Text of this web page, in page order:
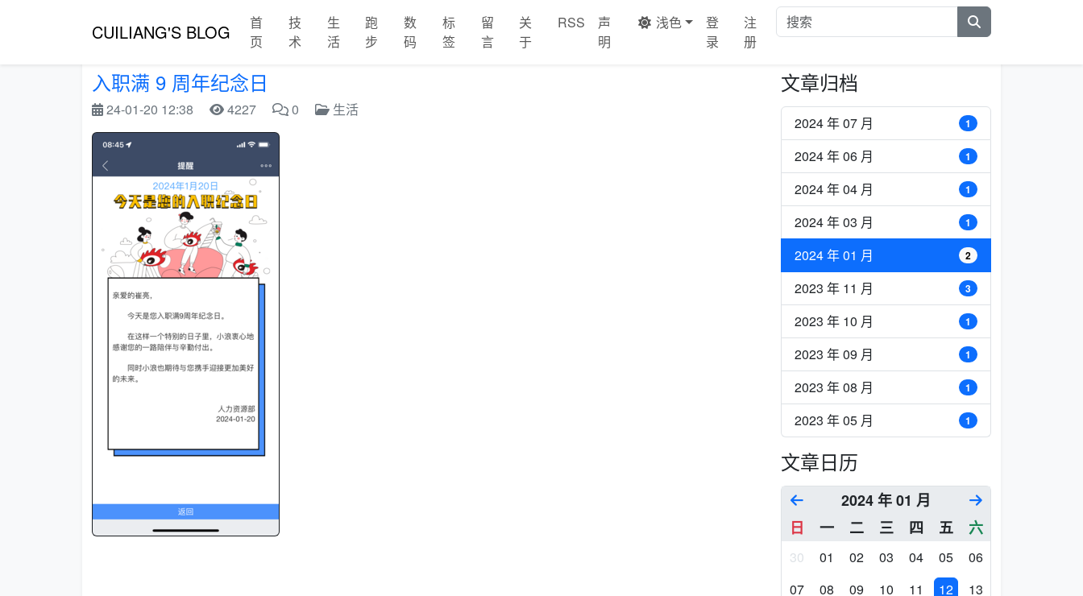
CUILIANG'S BLOG
首
页
技
术
生
活
跑
步
数
码
标
签
留
言
关
于
RSS
声
明
浅色
登
录
注
册
入职满 9 周年纪念日
24-01-20 12:38 4227 0 生活
文章归档
2024 年 07 月 1
2024 年 06 月 1
2024 年 04 月 1
2024 年 03 月 1
2024 年 01 月 2
2023 年 11 月 3
2023 年 10 月 1
2023 年 09 月 1
2023 年 08 月 1
2023 年 05 月 1
文章日历
2024 年 01 月
日
一 二 三 四 五 六
30 01 02 03 04 05
06
07
08 09 10 11 12
13